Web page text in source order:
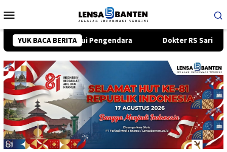
ke
Mobile
YUK BACA BERITA
Pengendara Dokter RS Sari Asih Bintaro